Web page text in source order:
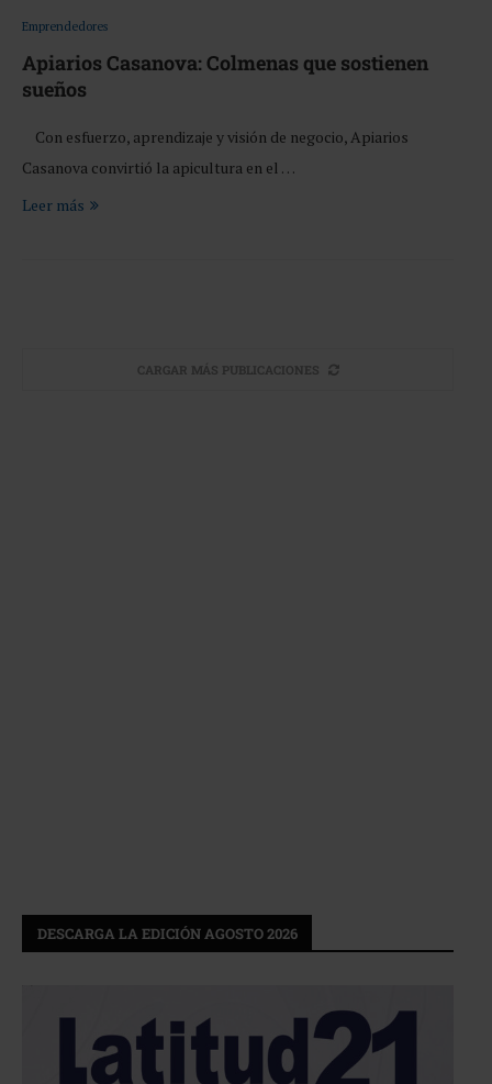
Emprendedores
Apiarios Casanova: Colmenas que sostienen
sueños
Con esfuerzo, aprendizaje y visión de negocio, Apiarios
Casanova convirtió la apicultura en el …
Leer más
CARGAR MÁS PUBLICACIONES
DESCARGA LA EDICIÓN AGOSTO 2026